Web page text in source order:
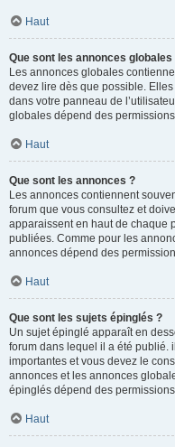
Haut
Que sont les annonces globales
Les annonces globales
devez lire dès que possible.
dans votre panneau de
globales dépend des
Haut
Que sont les annonces ?
Les annonces contiennent
forum que vous consultez et
apparaissent en haut de chaque
publiées. Comme pour les
annonces dépend des
Haut
Que sont les sujets épinglés ?
Un sujet épinglé apparaît en
forum dans lequel il a été publié.
importantes et vous devez le
annonces et les annonces
épinglés dépend des
Haut